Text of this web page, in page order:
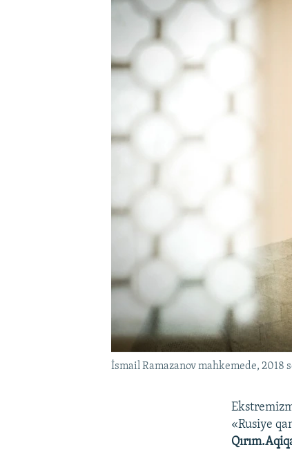
İsmail Ramazanov mahkemede, 2018
«Rusiye